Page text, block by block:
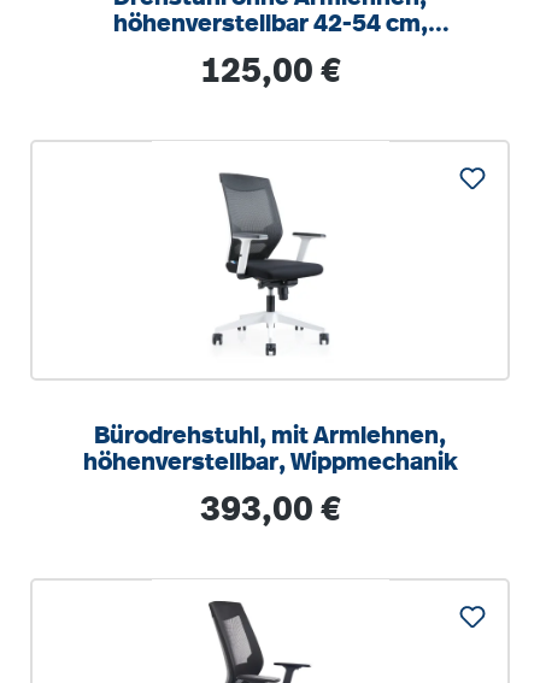
höhenverstellbar 42-54 cm,
Regulärer Preis:
125,00 €
Bürodrehstuhl, mit Armlehnen,
höhenverstellbar, Wippmechanik
Regulärer Preis:
393,00 €